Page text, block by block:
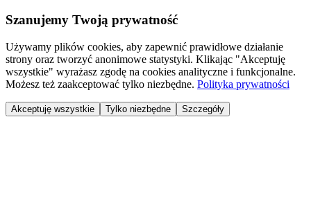
Szanujemy Twoją prywatność
Używamy plików cookies, aby zapewnić prawidłowe działanie
strony oraz tworzyć anonimowe statystyki. Klikając "Akceptuję
wszystkie" wyrażasz zgodę na cookies analityczne i funkcjonalne.
Możesz też zaakceptować tylko niezbędne. Polityka prywatności
Akceptuję wszystkie Tylko niezbędne Szczegóły